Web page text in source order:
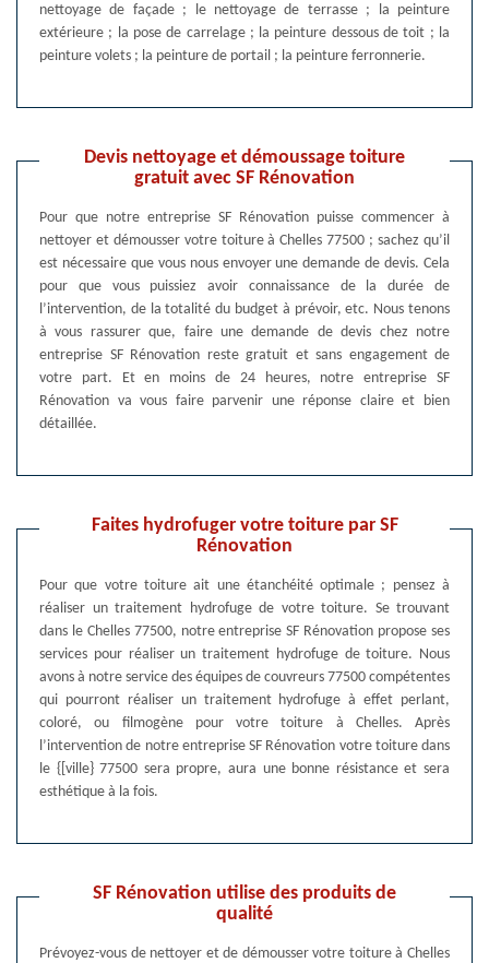
nettoyage de façade ; le nettoyage de terrasse ; la peinture
extérieure ; la pose de carrelage ; la peinture dessous de toit ; la
peinture volets ; la peinture de portail ; la peinture ferronnerie.
Devis nettoyage et démoussage toiture
gratuit avec SF Rénovation
Pour que notre entreprise SF Rénovation puisse commencer à
nettoyer et démousser votre toiture à Chelles 77500 ; sachez qu’il
est nécessaire que vous nous envoyer une demande de devis. Cela
pour que vous puissiez avoir connaissance de la durée de
l’intervention, de la totalité du budget à prévoir, etc. Nous tenons
à vous rassurer que, faire une demande de devis chez notre
entreprise SF Rénovation reste gratuit et sans engagement de
votre part. Et en moins de 24 heures, notre entreprise SF
Rénovation va vous faire parvenir une réponse claire et bien
détaillée.
Faites hydrofuger votre toiture par SF
Rénovation
Pour que votre toiture ait une étanchéité optimale ; pensez à
réaliser un traitement hydrofuge de votre toiture. Se trouvant
dans le Chelles 77500, notre entreprise SF Rénovation propose ses
services pour réaliser un traitement hydrofuge de toiture. Nous
avons à notre service des équipes de couvreurs 77500 compétentes
qui pourront réaliser un traitement hydrofuge à effet perlant,
coloré, ou filmogène pour votre toiture à Chelles. Après
l’intervention de notre entreprise SF Rénovation votre toiture dans
le {[ville} 77500 sera propre, aura une bonne résistance et sera
esthétique à la fois.
SF Rénovation utilise des produits de
qualité
Prévoyez-vous de nettoyer et de démousser votre toiture à Chelles